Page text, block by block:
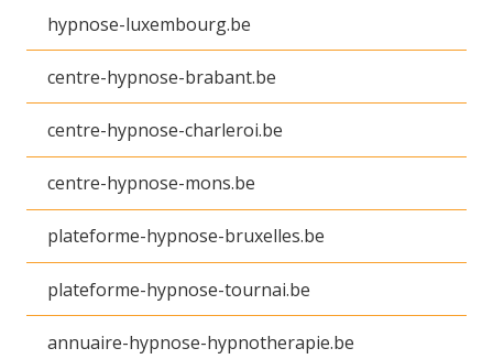
hypnose-luxembourg.be
centre-hypnose-brabant.be
centre-hypnose-charleroi.be
centre-hypnose-mons.be
plateforme-hypnose-bruxelles.be
plateforme-hypnose-tournai.be
annuaire-hypnose-hypnotherapie.be